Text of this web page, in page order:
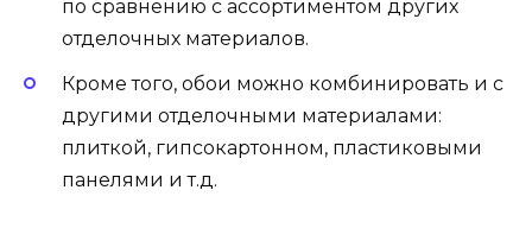
по сравнению с ассортиментом других
отделочных материалов.
Кроме того, обои можно комбинировать и с
другими отделочными материалами:
плиткой, гипсокартонном, пластиковыми
панелями и т.д.